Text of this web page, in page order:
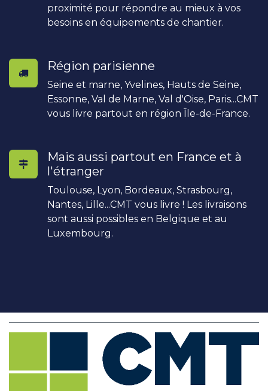
proximité pour répondre au mieux à vos
besoins en équipements de chantier.
Région parisienne
Seine et marne, Yvelines, Hauts de Seine,
Essonne, Val de Marne, Val d'Oise, Paris...CMT
vous livre partout en région Île-de-France.
Mais aussi partout en France et à
l'étranger
Toulouse, Lyon, Bordeaux, Strasbourg,
Nantes, Lille...CMT vous livre ! Les livraisons
sont aussi possibles en Belgique et au
Luxembourg.